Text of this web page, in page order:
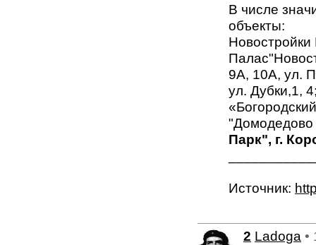
В числе
объекты:
9А, 10А, ул.
ул. Дубки,1,
Парк", г.
Источник:
2 Ladoga •